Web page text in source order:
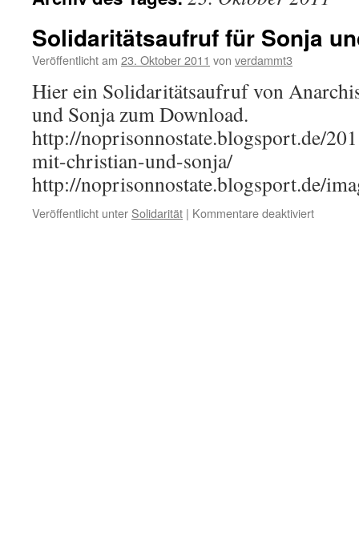
Solidaritätsaufruf für Sonja
Veröffentlicht am 23. Oktober 2011 von verdammt3
Hier ein Solidaritätsaufruf von
und Sonja zum Download.
http://noprisonnostate.blogsport.de/
mit-christian-und-sonja/
http://noprisonnostate.blogsport.de/
Veröffentlicht unter Solidarität | Kommentare deaktiviertfür